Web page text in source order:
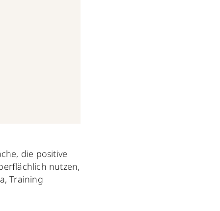
die positive
nutzen,
Training